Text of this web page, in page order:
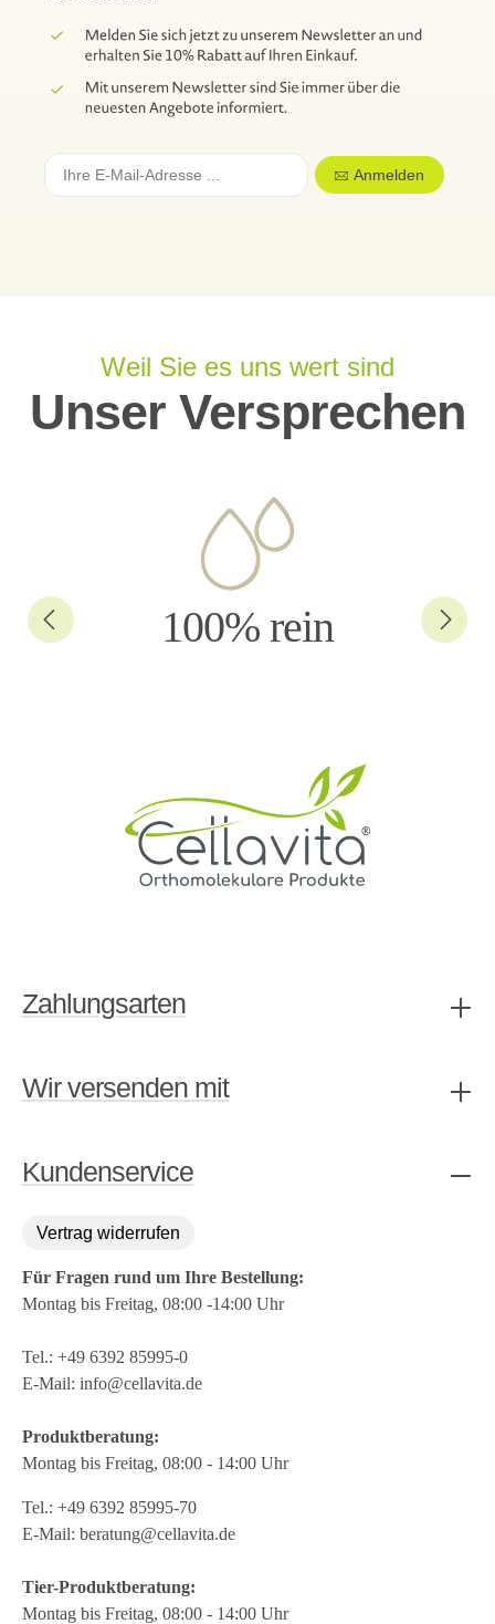
Anmelden
Weil Sie es uns wert sind
Unser Versprechen
100% rein
Zahlungsarten
Wir versenden mit
Kundenservice
Vertrag widerrufen
Für Fragen rund um Ihre Bestellung:
Montag bis Freitag, 08:00 -14:00 Uhr
Tel.: +49 6392 85995-0
E-Mail: info@cellavita.de
Produktberatung:
Montag bis Freitag, 08:00 - 14:00 Uhr
Tel.: +49 6392 85995-70
E-Mail: beratung@cellavita.de
Tier-Produktberatung:
Montag bis Freitag, 08:00 - 14:00 Uhr